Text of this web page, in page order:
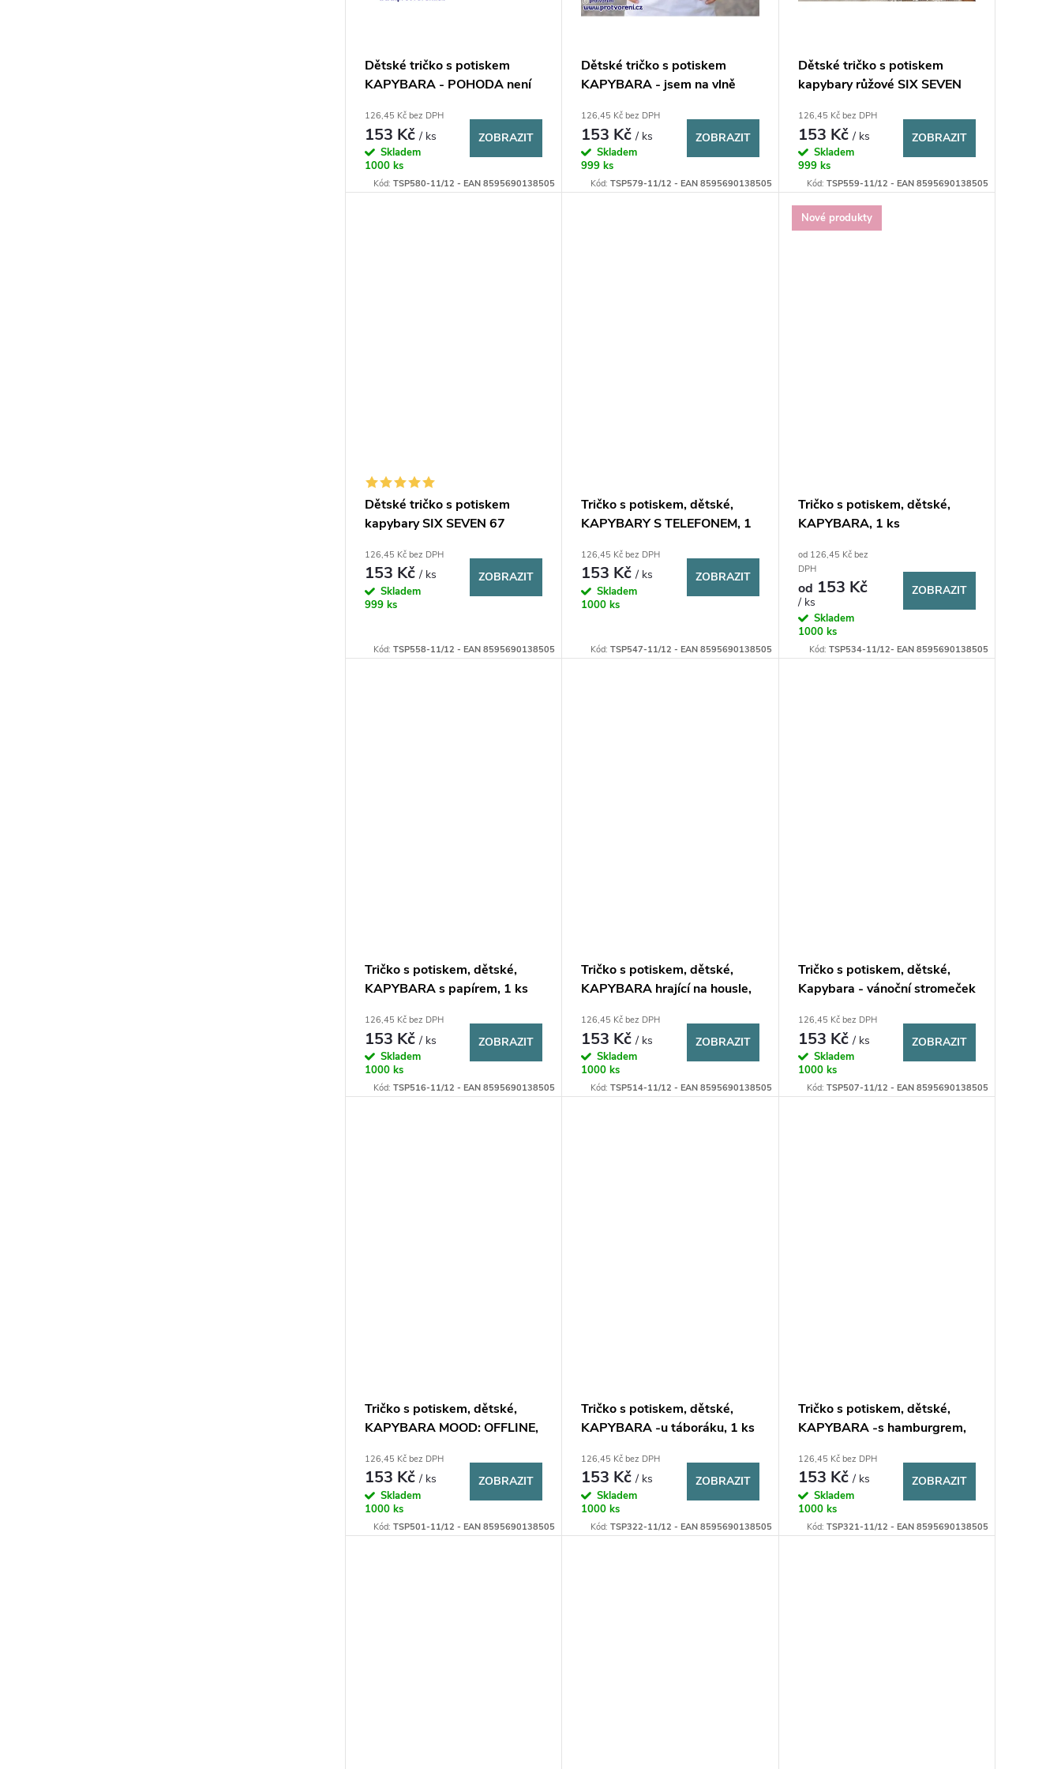
ů
t
Dětské tričko s potiskem
KAPYBARA - POHODA není
126,45 Kč bez DPH
153 Kč/ ks
Skladem
1000 ks
ZOBRAZIT
Kód:TSP580-11/12 - EAN 8595690138505
Dětské tričko s potiskem
KAPYBARA - jsem na vlně
126,45 Kč bez DPH
153 Kč/ ks
Skladem
999 ks
ZOBRAZIT
Kód: TSP579-11/12 - EAN 8595690138505
Dětské tričko s potiskem
kapybary růžové SIX SEVEN
126,45 Kč bez DPH
153 Kč/ ks
Skladem
999 ks
ZOBRAZIT
Kód: TSP559-11/12 - EAN 8595690138505
Dětské tričko s potiskem
kapybary SIX SEVEN 67
126,45 Kč bez DPH
153 Kč/ ks
Skladem
999 ks
ZOBRAZIT
Kód:TSP558-11/12 - EAN 8595690138505
Tričko s potiskem, dětské,
KAPYBARY S TELEFONEM, 1
126,45 Kč bez DPH
153 Kč/ ks
Skladem
1000 ks
ZOBRAZIT
Kód: TSP547-11/12 - EAN 8595690138505
Nové produkty
Tričko s potiskem, dětské,
KAPYBARA, 1 ks
od 126,45 Kč bez
DPH
od 153 Kč
/ ks
Skladem
1000 ks
ZOBRAZIT
Kód: TSP534-11/12- EAN 8595690138505
Tričko s potiskem, dětské,
KAPYBARA s papírem, 1 ks
126,45 Kč bez DPH
153 Kč/ ks
Skladem
1000 ks
ZOBRAZIT
Kód:TSP516-11/12 - EAN 8595690138505
Tričko s potiskem, dětské,
KAPYBARA hrající na housle,
126,45 Kč bez DPH
153 Kč/ ks
Skladem
1000 ks
ZOBRAZIT
Kód: TSP514-11/12 - EAN 8595690138505
Tričko s potiskem, dětské,
Kapybara - vánoční stromeček
126,45 Kč bez DPH
153 Kč/ ks
Skladem
1000 ks
ZOBRAZIT
Kód: TSP507-11/12 - EAN 8595690138505
Tričko s potiskem, dětské,
KAPYBARA MOOD: OFFLINE,
126,45 Kč bez DPH
153 Kč/ ks
Skladem
1000 ks
ZOBRAZIT
Kód:TSP501-11/12 - EAN 8595690138505
Tričko s potiskem, dětské,
KAPYBARA -u táboráku, 1 ks
126,45 Kč bez DPH
153 Kč/ ks
Skladem
1000 ks
ZOBRAZIT
Kód: TSP322-11/12 - EAN 8595690138505
Tričko s potiskem, dětské,
KAPYBARA -s hamburgrem,
126,45 Kč bez DPH
153 Kč/ ks
Skladem
1000 ks
ZOBRAZIT
Kód: TSP321-11/12 - EAN 8595690138505